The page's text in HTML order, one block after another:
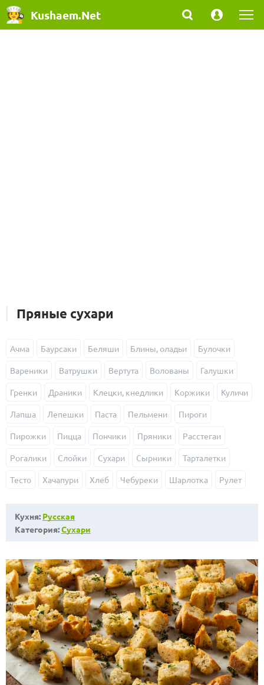
Kushaem.Net
Пряные сухари
Ачма Баурсаки Беляши Блины, оладьи Булочки
Вареники Ватрушки Вертута Волованы Галушки
Гренки Драники Клецки, кнедлики Коржики Куличи
Лапша Лепешки Паста Пельмени Пироги
Пирожки Пицца Пончики Пряники Расстегаи
Рогалики Слойки Сухари Сырники Тарталетки
Тесто Хачапури Хлеб Чебуреки Шарлотка Рулет
Кухня: Русская
Категория:Сухари